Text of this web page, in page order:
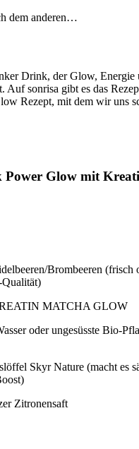
dem anderen…
Power Glow mit
Brombeeren (frisch
MATCHA GLOW
oder ungesüsste Bio-
Skyr Nature (macht es
Zitronensaft